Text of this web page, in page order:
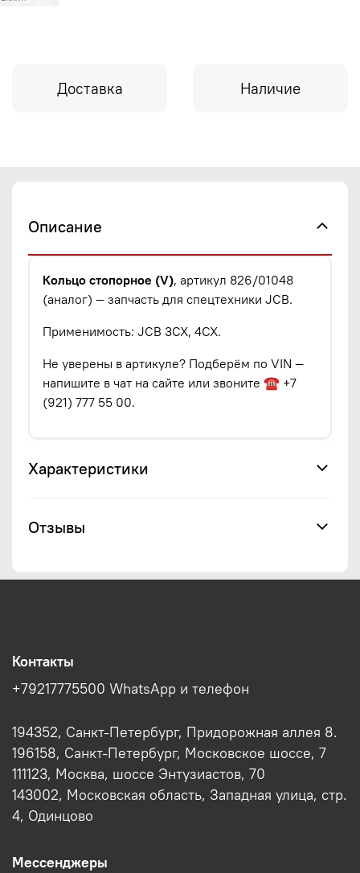
Доставка Наличие
Описание
Кольцо стопорное (V), артикул 826/01048
(аналог) — запчасть для спецтехники JCB.
Применимость: JCB 3CX, 4CX.
Не уверены в артикуле? Подберём по VIN —
напишите в чат на сайте или звоните ☎ +7
(921) 777 55 00.
Характеристики
Отзывы
Контакты
+79217775500 WhatsApp и телефон
194352, Санкт-Петербург, Придорожная аллея 8.
196158, Санкт-Петербург, Московское шоссе, 7
111123, Москва, шоссе Энтузиастов, 70
143002, Московская область, Западная улица, стр.
4, Одинцово
Мессенджеры